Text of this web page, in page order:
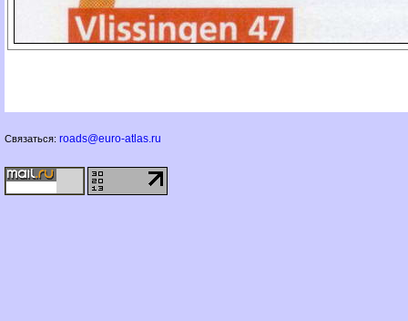
Связаться: roads@euro-atlas.ru